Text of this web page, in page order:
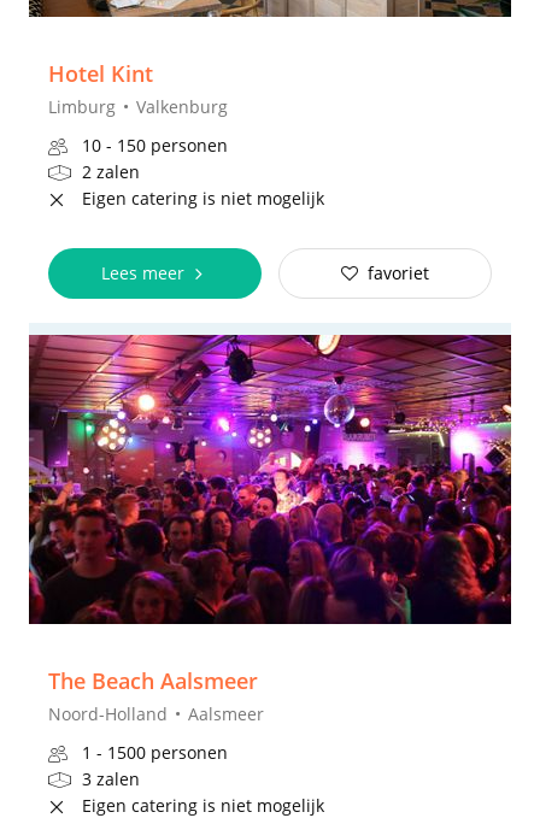
Hotel Kint
Limburg
Valkenburg
10 - 150 personen
2 zalen
Eigen catering is niet mogelijk
Lees meer favoriet
The Beach Aalsmeer
Noord-Holland
Aalsmeer
1 - 1500 personen
3 zalen
Eigen catering is niet mogelijk